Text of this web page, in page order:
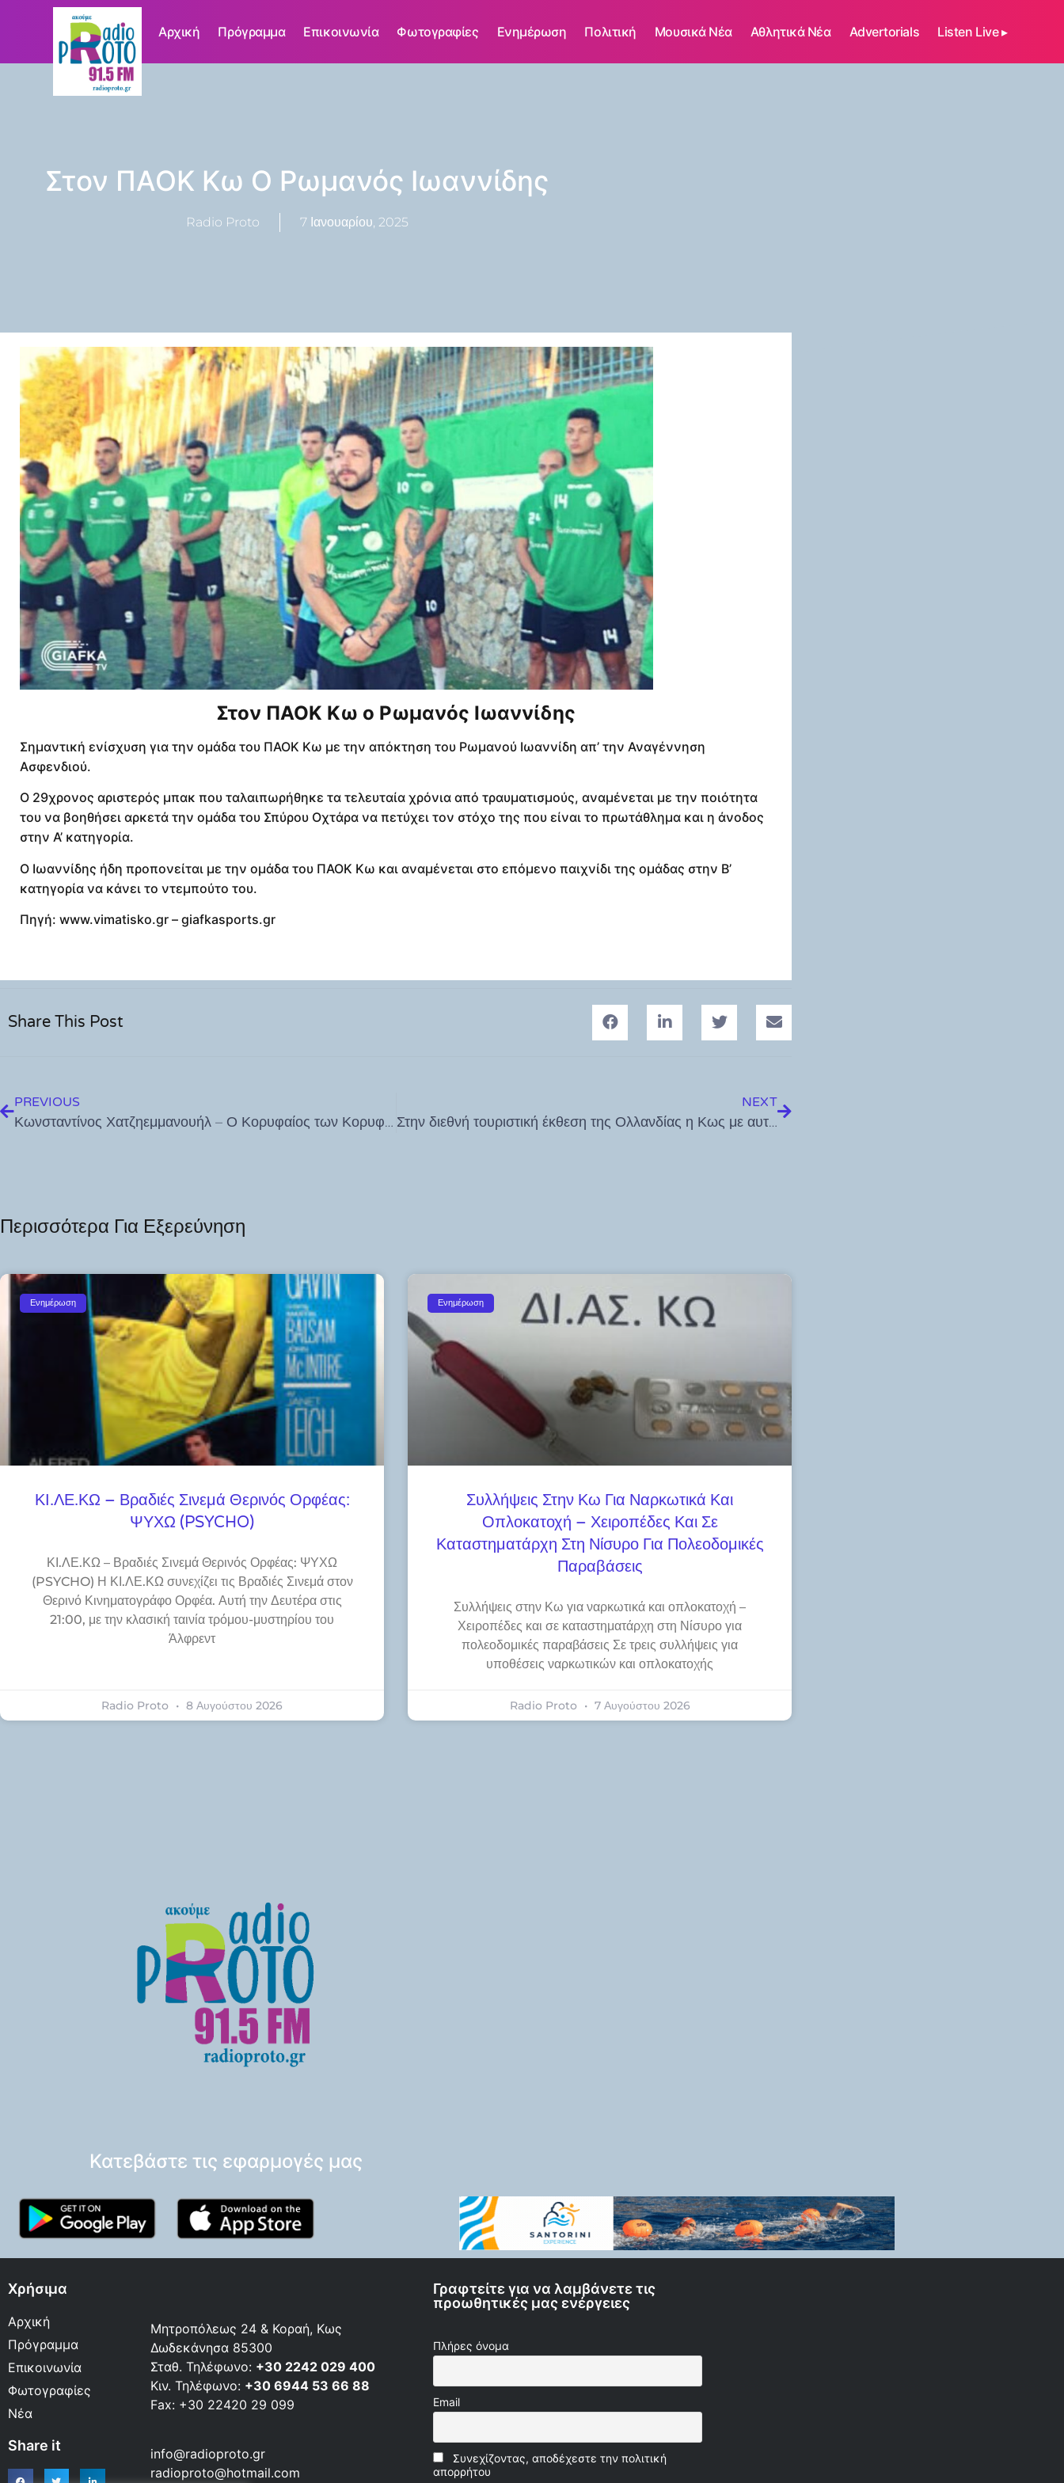
Αρχική Πρόγραμμα Επικοινωνία Φωτογραφίες Ενημέρωση Πολιτική Μουσικά Νέα Αθλητικά Νέα Advertorials Listen Live ▸
Στον ΠΑΟΚ Κω Ο Ρωμανός Ιωαννίδης
Radio Proto 7 Ιανουαρίου, 2025
Στον ΠΑΟΚ Κω ο Ρωμανός Ιωαννίδης
Σημαντική ενίσχυση για την ομάδα του ΠΑΟΚ Κω με την απόκτηση του Ρωμανού Ιωαννίδη απ’ την Αναγέννηση
Ασφενδιού.
Ο 29χρονος αριστερός μπακ που ταλαιπωρήθηκε τα τελευταία χρόνια από τραυματισμούς, αναμένεται με την ποιότητα
του να βοηθήσει αρκετά την ομάδα του Σπύρου Οχτάρα να πετύχει τον στόχο της που είναι το πρωτάθλημα και η άνοδος
στην Α’ κατηγορία.
Ο Ιωαννίδης ήδη προπονείται με την ομάδα του ΠΑΟΚ Κω και αναμένεται στο επόμενο παιχνίδι της ομάδας στην Β’
κατηγορία να κάνει το ντεμπούτο του.
Πηγή: www.vimatisko.gr – giafkasports.gr
Share This Post
PREVIOUS
Κωνσταντίνος Χατζηεμμανουήλ – Ο Κορυφαίος των Κορυφαίων στον Κόσμο Αθλητής Master
NEXT
Στην διεθνή τουριστική έκθεση της Ολλανδίας η Κως με αυτόνομο περίπτεροw
Περισσότερα Για Εξερεύνηση
Ενημέρωση
ΚΙ.ΛΕ.ΚΩ – Βραδιές Σινεμά Θερινός Ορφέας:
ΨΥΧΩ (PSYCHO)
ΚΙ.ΛΕ.ΚΩ – Βραδιές Σινεμά Θερινός Ορφέας: ΨΥΧΩ
(PSYCHO) Η ΚΙ.ΛΕ.ΚΩ συνεχίζει τις Βραδιές Σινεμά στον
Θερινό Κινηματογράφο Ορφέα. Αυτή την Δευτέρα στις
21:00, με την κλασική ταινία τρόμου-μυστηρίου του
Άλφρεντ
Radio Proto 8 Αυγούστου 2026
Ενημέρωση
Συλλήψεις Στην Κω Για Ναρκωτικά Και
Οπλοκατοχή – Χειροπέδες Και Σε
Καταστηματάρχη Στη Νίσυρο Για Πολεοδομικές
Παραβάσεις
Συλλήψεις στην Κω για ναρκωτικά και οπλοκατοχή –
Χειροπέδες και σε καταστηματάρχη στη Νίσυρο για
πολεοδομικές παραβάσεις Σε τρεις συλλήψεις για
υποθέσεις ναρκωτικών και οπλοκατοχής
Radio Proto 7 Αυγούστου 2026
Κατεβάστε τις εφαρμογές μας
Χρήσιμα
Αρχική
Πρόγραμμα
Επικοινωνία
Φωτογραφίες
Νέα
Share it
Μητροπόλεως 24 & Κοραή, Κως
Δωδεκάνησα 85300
Σταθ. Τηλέφωνο: +30 2242 029 400
Κιν. Τηλέφωνο: +30 6944 53 66 88
Fax: +30 22420 29 099
info@radioproto.gr
radioproto@hotmail.com
Γραφτείτε για να λαμβάνετε τις
προωθητικές μας ενέργειες
Πλήρες όνομα
Email
Συνεχίζοντας, αποδέχεστε την πολιτική
απορρήτου